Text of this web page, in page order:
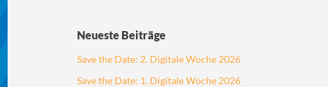
Neueste Beiträge
Save the Date: 2. Digitale Woche 2026
Save the Date: 1. Digitale Woche 2026